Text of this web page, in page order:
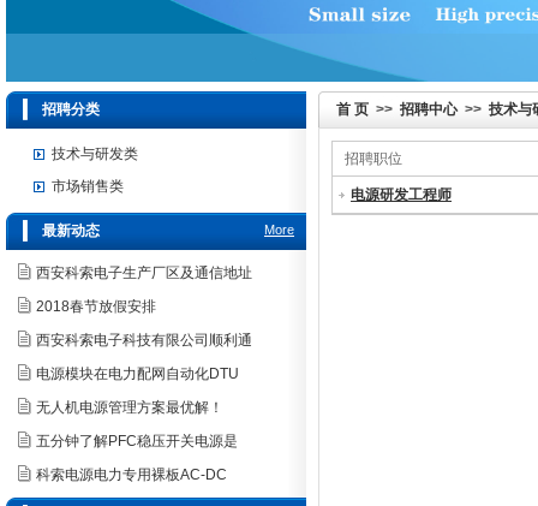
首 页 >> 招聘中心>> 技术与
招聘职位
电源研发工程师
招聘分类
技术与研发类
市场销售类
More
最新动态
西安科索电子生产厂区及通信地址
2018春节放假安排
西安科索电子科技有限公司顺利通
电源模块在电力配网自动化DTU
无人机电源管理方案最优解！
五分钟了解PFC稳压开关电源是
科索电源电力专用裸板AC-DC